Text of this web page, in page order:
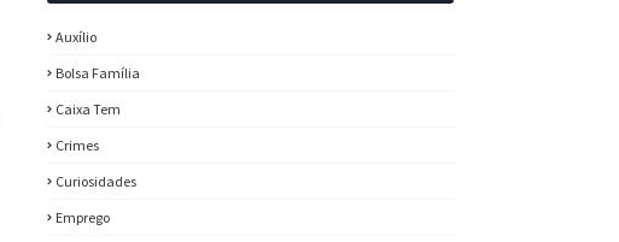
Auxílio
Bolsa Família
Caixa Tem
Crimes
Curiosidades
Emprego